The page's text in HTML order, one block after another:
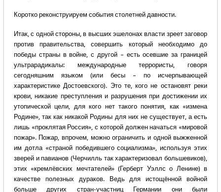
Коротко реконструируем события столетней давности.
Итак, с одной стороны, в высших эшелонах власти зреет заговор
против правительства, совершить который необходимо до
победы страны в войне, с другой – есть осевшие за границей
ультрарадикалы: международные террористы, говоря
сегодняшним языком (или бесы – по исчерпывающей
характеристике Достоевского). Это те, кого не остановят реки
крови, никакие преступления и разрушения при достижении их
утопической цели, для кого нет такого понятия, как «измена
Родине», так как никакой Родины для них не существует, а есть
лишь «проклятая Россия», с которой должен начаться «мировой
пожар». Пожар, впрочем, можно ограничить и одной выжженной
им дотла «страной победившего социализма», используя этих
зверей и павианов (Черчилль так характеризовал большевиков),
этих «кремлёвских мечтателей» (Герберт Уэллс о Ленине) в
качестве полезных дураков. Ведь для истощённой войной
больше других стран-участниц Германии они были